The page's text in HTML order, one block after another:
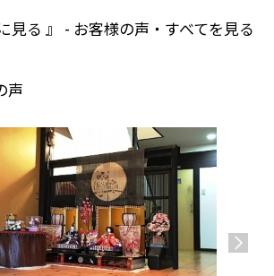
見る 』 - お客様の声・すべてを見る
声